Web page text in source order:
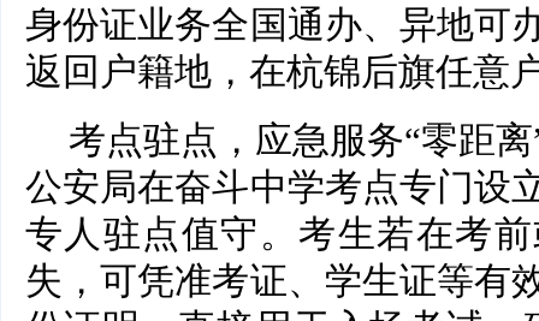
身份证业务全国通办、异地可
返回户籍地，在杭锦后旗任意
考点驻点，应急服务“零距
公安局在奋斗中学考点专门设
专人驻点值守。考生若在考
失，可凭准考证、学生证等有